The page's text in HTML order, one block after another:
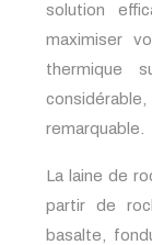
solution
maximiser
thermique
remarquable.
La laine de
partir de
basalte,